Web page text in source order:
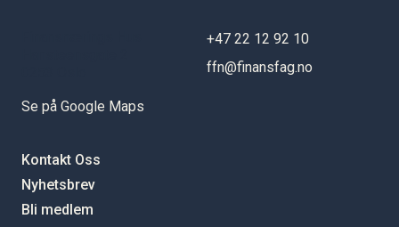
Se på Google Maps
+47 22 12 92 10
ffn@finansfag.no
Kontakt Oss
Nyhetsbrev
Bli medlem